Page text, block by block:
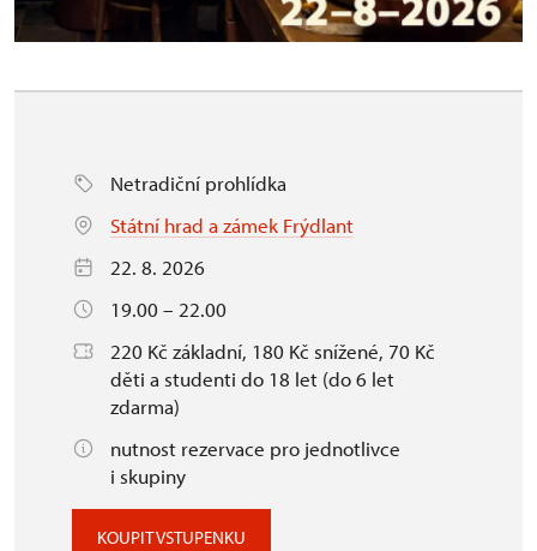
Netradiční prohlídka
Státní hrad a zámek Frýdlant
22. 8. 2026
19.00 – 22.00
220 Kč základní, 180 Kč snížené, 70 Kč
děti a studenti do 18 let (do 6 let
zdarma)
nutnost rezervace pro jednotlivce
i skupiny
KOUPIT VSTUPENKU